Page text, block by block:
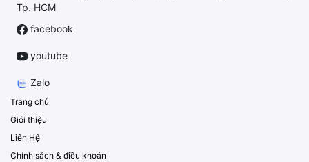
Tp. HCM
facebook
youtube
Zalo
Trang chủ
Giới thiệu
Liên Hệ
Chính sách & điều khoản